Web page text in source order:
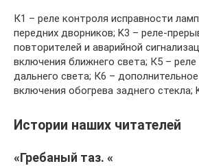
К1 – реле контроля исправности
передних дворников; K3 – реле-
повторителей и аварийной
включения ближнего света; К5 –
дальнего света; К6 –
включения обогрева заднего стекла;
Истории наших читателей
«Гребаный таз. «